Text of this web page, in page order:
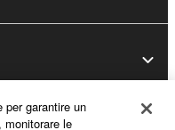
garantire un
monitorare le